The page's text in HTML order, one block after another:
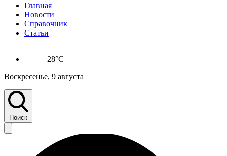
Главная
Новости
Справочник
Статьи
+28°C
Воскресенье, 9 августа
Поиск